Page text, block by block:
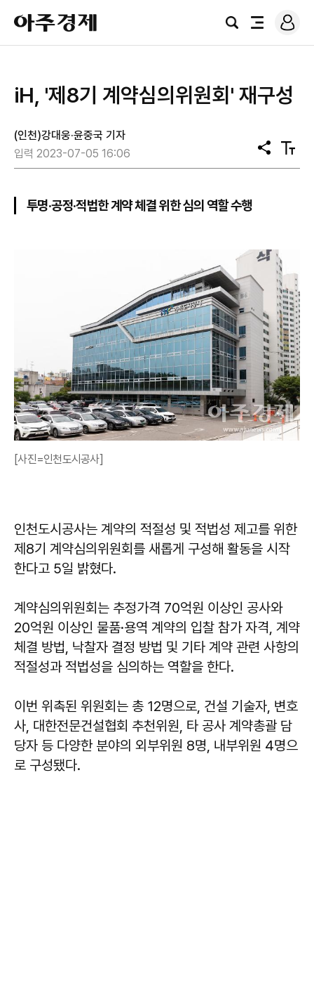
아
주
경
검
전
로
그
iH, '제8기 계약심의위원회' 재구성
(인천)강대웅·윤중국 기자
입력 2023-07-05 16:06
공
유
텍
스
투명·공정·적법한 계약 체결 위한 심의 역할 수행
[사진=인천도시공사]
인천도시공사는 계약의 적절성 및 적법성 제고를 위한
제8기 계약심의위원회를 새롭게 구성해 활동을 시작
한다고 5일 밝혔다.
계약심의위원회는 추정가격 70억원 이상인 공사와
20억원 이상인 물품·용역 계약의 입찰 참가 자격, 계약
체결 방법, 낙찰자 결정 방법 및 기타 계약 관련 사항의
적절성과 적법성을 심의하는 역할을 한다.
이번 위촉된 위원회는 총 12명으로, 건설 기술자, 변호
사, 대한전문건설협회 추천위원, 타 공사 계약총괄 담
당자 등 다양한 분야의 외부위원 8명, 내부위원 4명으
로 구성됐다.